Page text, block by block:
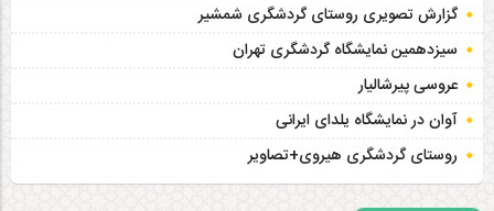
گزارش تصویری روستای گردشگری شمشیر
سیزدهمین نمایشگاه گردشگری تهران
عروسی پیرشالیار
آوان در نمایشگاه یلدای ایرانی
روستای گردشگری هیروی+تصاویر